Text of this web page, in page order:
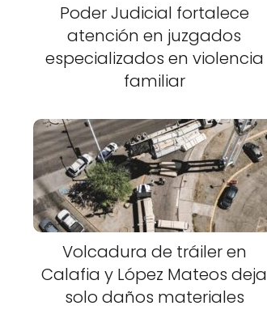
Poder Judicial fortalece
atención en juzgados
especializados en violencia
familiar
Volcadura de tráiler en
Calafia y López Mateos deja
solo daños materiales